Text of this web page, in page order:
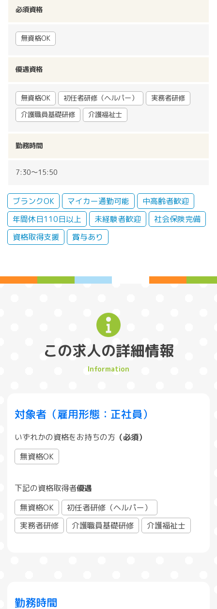
必須資格
無資格OK
優遇資格
無資格OK 初任者研修（ヘルパー）
実務者研修
介護職員基礎研修
介護福祉士
勤務時間
7:30〜15:50
ブランクOK マイカー通勤可能
中高齢者歓迎
年間休日110日以上
未経験者歓迎
社会保険完備
資格取得支援
賞与あり
この求人の詳細情報
対象者（雇用形態：正社員）
いずれかの資格をお持ちの方 （必須）
無資格OK
下記の資格取得者優遇
無資格OK
初任者研修（ヘルパー）
実務者研修
介護職員基礎研修 介護福祉士
勤務時間